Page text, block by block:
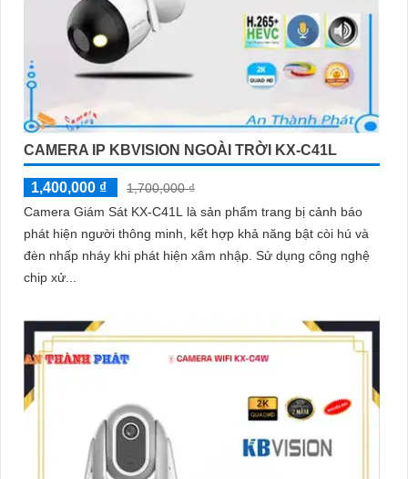
CAMERA IP KBVISION NGOÀI TRỜI KX-C41L
1,400,000 ₫
1,700,000 ₫
Camera Giám Sát KX-C41L là sản phẩm trang bị cảnh báo
phát hiện người thông minh, kết hợp khả năng bật còi hú và
đèn nhấp nháy khi phát hiện xâm nhập. Sử dụng công nghệ
chip xử...